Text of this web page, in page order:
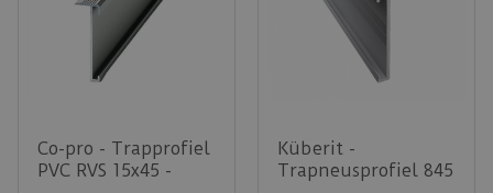
Co-pro - Trapprofiel
PVC RVS 15x45 -
Küberit -
Trapneusprofiel 845